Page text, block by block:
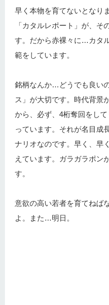
早く本物を育てないとなり
「カタルレポート」が、
す。だから赤裸々に…カタ
範をしています。
銘柄なんか…どうでも良い
ス」が大切です。時代背景
から、必ず、4桁奪回をし
っています。それが名目成
ナリオなのです。早く、早
えています。ガラガラポン
す。
意欲の高い若者を育てねば
よ。また…明日。